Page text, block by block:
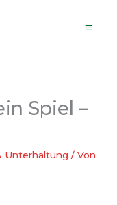
Spiel –
Unterhaltung / Von